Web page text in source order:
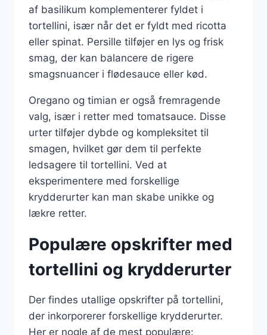
af basilikum komplementerer fyldet i
tortellini, især når det er fyldt med ricotta
eller spinat. Persille tilføjer en lys og frisk
smag, der kan balancere de rigere
smagsnuancer i flødesauce eller kød.
Oregano og timian er også fremragende
valg, især i retter med tomatsauce. Disse
urter tilføjer dybde og kompleksitet til
smagen, hvilket gør dem til perfekte
ledsagere til tortellini. Ved at
eksperimentere med forskellige
krydderurter kan man skabe unikke og
lækre retter.
Populære opskrifter med
tortellini og krydderurter
Der findes utallige opskrifter på tortellini,
der inkorporerer forskellige krydderurter.
Her er nogle af de mest populære: